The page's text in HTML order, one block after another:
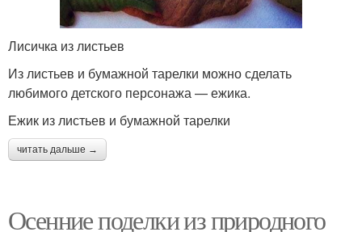
Лисичка из листьев
Из листьев и бумажной тарелки можно сделать
любимого детского персонажа — ежика.
Ежик из листьев и бумажной тарелки
читать дальше →
Осенние поделки из природного